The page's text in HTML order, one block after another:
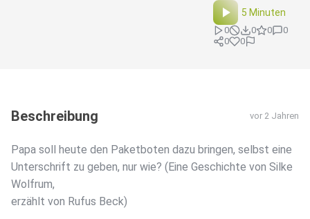
5 Minuten
0 0 0
0
0
0
Beschreibung vor 2 Jahren
Papa soll heute den Paketboten dazu bringen, selbst eine
Unterschrift zu geben, nur wie? (Eine Geschichte von Silke
Wolfrum,
erzählt von Rufus Beck)